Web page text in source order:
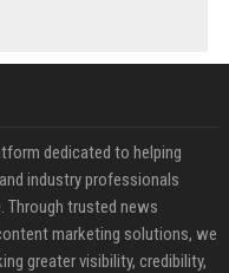
dedicated to helping
industry professionals
Through trusted news
marketing solutions, we
greater visibility, credibility,